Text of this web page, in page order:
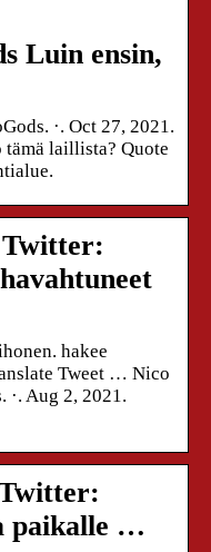
Luin ensin,
·. Oct 27, 2021.
laillista? Quote
Twitter:
hakee
Tweet … Nico
·. Aug 2, 2021.
paikalle …